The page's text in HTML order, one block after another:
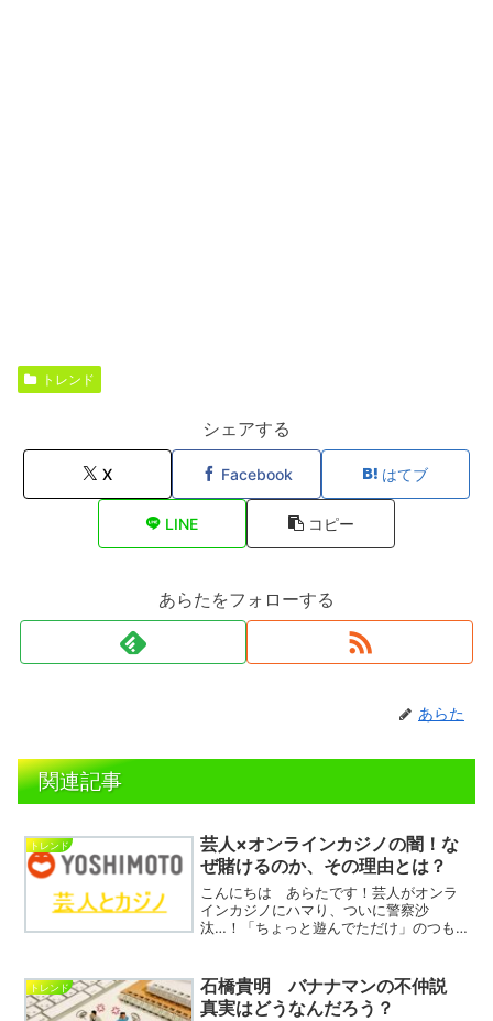
トレンド
シェアする
X Facebook はてブ
LINE コピー
あらたをフォローする
あらた
関連記事
トレンド
芸人×オンラインカジノの闇！な
ぜ賭けるのか、その理由とは？
こんにちは あらたです！芸人がオンラ
インカジノにハマり、ついに警察沙
汰…！「ちょっと遊んでただけ」のつも
なぜ彼らはオンラインカジノにのめり込
んでしまったのか？単なるスリ...
トレンド
石橋貴明 バナナマンの不仲説
真実はどうなんだろう？